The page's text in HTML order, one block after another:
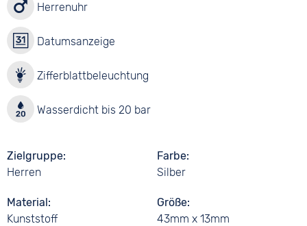
Herrenuhr
Datumsanzeige
Zifferblattbeleuchtung
Wasserdicht bis 20 bar
Zielgruppe
Herren
Farbe
Silber
Material
Kunststoff
Größe
43mm x 13mm